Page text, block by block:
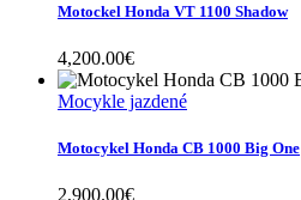
Motockel Honda VT 1100 Shadow
4,200.00€
Mocykle jazdené
Motocykel Honda CB 1000 Big One
2,900.00€